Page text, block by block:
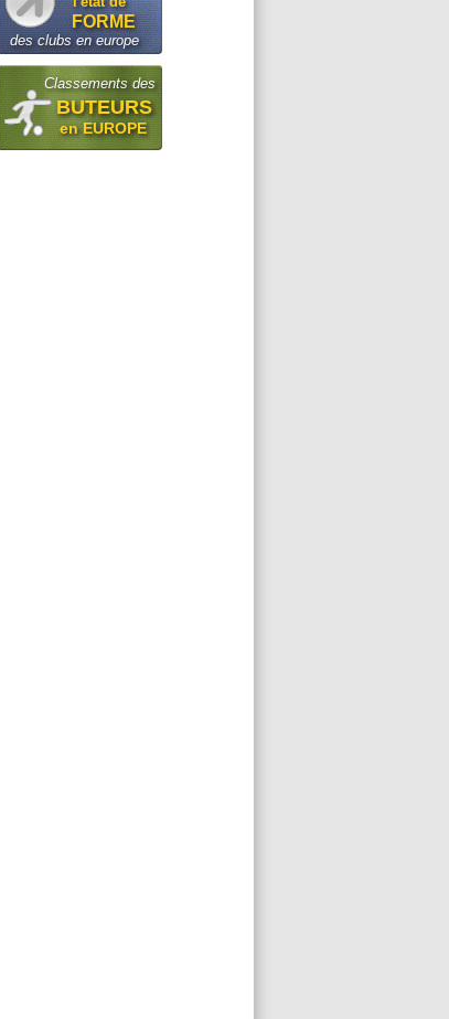
FORME
des clubs en europe
Classements des
BUTEURS
en EUROPE